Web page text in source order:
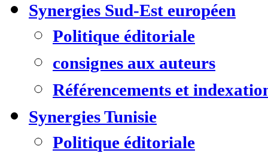
Synergies Sud-Est européen
Politique éditoriale
consignes aux auteurs
Référencements et
Synergies Tunisie
Politique éditoriale